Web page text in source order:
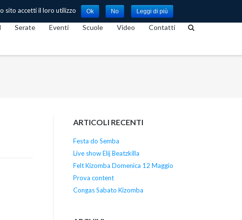
Serate Eventi Scuole Video Contatti
ARTICOLI RECENTI
Festa do Semba
Live show Elij Beatzkilla
Felt Kizomba Domenica 12 Maggio
Prova content
Congas Sabato Kizomba
sito accetti il loro utilizzo Ok No Leggi di più